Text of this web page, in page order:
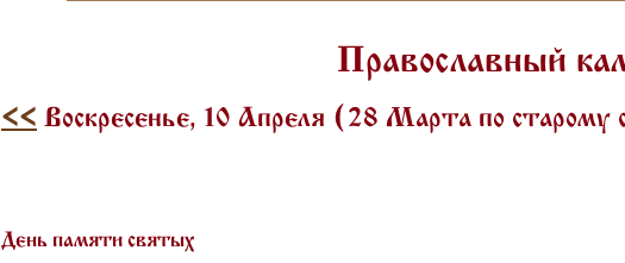
Православный
<< Воскресенье, 10 Апреля (28 Марта по
День памяти святых